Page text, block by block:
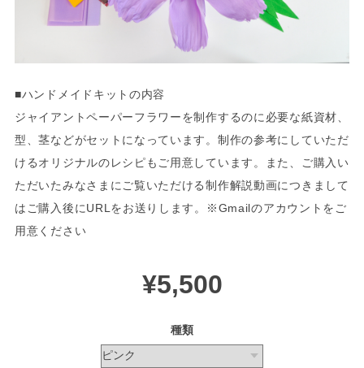
■ハンドメイドキットの内容
ジャイアントペーパーフラワーを制作するのに必要な紙資材、
型、茎などがセットになっています。制作の参考にしていただ
けるオリジナルのレシピもご用意しています。また、ご購入い
ただいたみなさまにご覧いただける制作解説動画につきまして
はご購入後にURLをお送りします。※Gmailのアカウントをご
用意ください
¥5,500
種類